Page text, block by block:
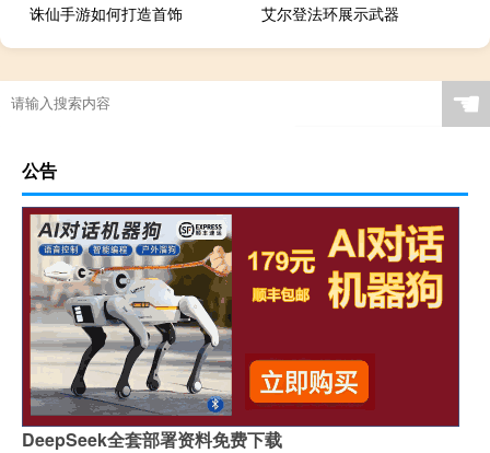
诛仙手游如何打造首饰
艾尔登法环展示武器
☚
公告
DeepSeek全套部署资料免费下载